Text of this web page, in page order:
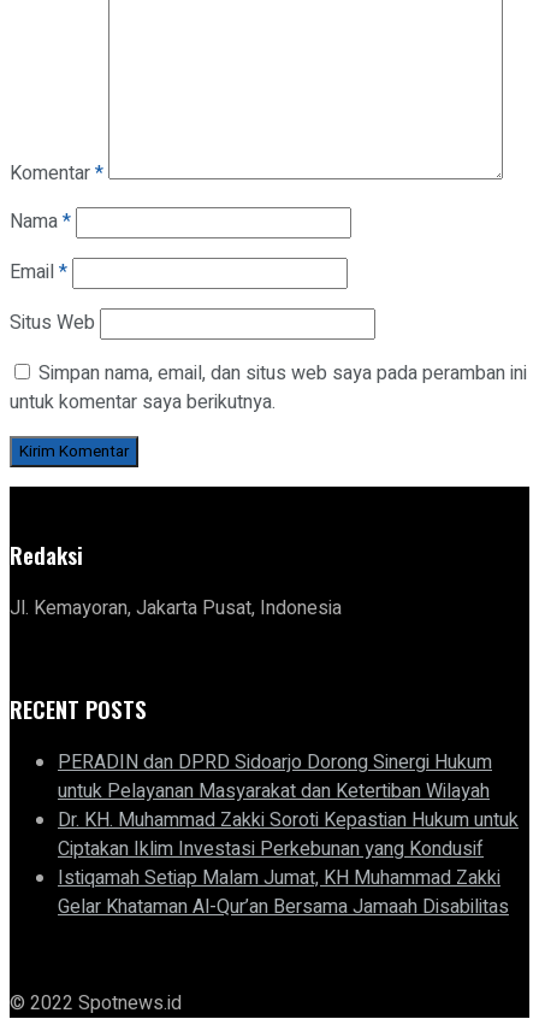
Komentar*
Nama*
Email*
Situs Web
Simpan nama, email, dan situs web saya pada peramban ini
untuk komentar saya berikutnya.
Redaksi
Jl. Kemayoran, Jakarta Pusat, Indonesia
RECENT POSTS
PERADIN dan DPRD Sidoarjo Dorong Sinergi Hukum
untuk Pelayanan Masyarakat dan Ketertiban Wilayah
Dr. KH. Muhammad Zakki Soroti Kepastian Hukum untuk
Ciptakan Iklim Investasi Perkebunan yang Kondusif
Istiqamah Setiap Malam Jumat, KH Muhammad Zakki
Gelar Khataman Al-Qur’an Bersama Jamaah Disabilitas
© 2022 Spotnews.id